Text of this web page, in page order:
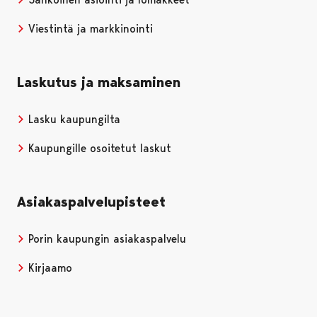
Viestintä ja markkinointi
Laskutus ja maksaminen
Lasku kaupungilta
Kaupungille osoitetut laskut
Asiakaspalvelupisteet
Porin kaupungin asiakaspalvelu
Kirjaamo